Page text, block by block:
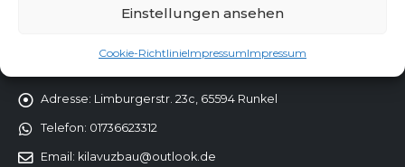
Einstellungen ansehen
Cookie-RichtlinieImpressumImpressum
Adresse: Limburgerstr. 23c, 65594 Runkel
Telefon: 01736623312
Email: kilavuzbau@outlook.de